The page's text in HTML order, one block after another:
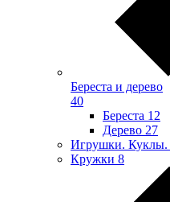
Береста и дерево
40
Береста 12
Дерево 27
Игрушки. Куклы.
Кружки 8